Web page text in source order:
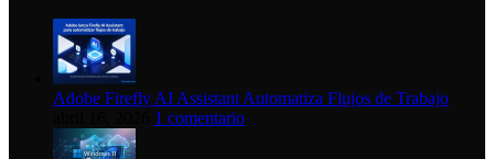
Adobe Firefly AI Assistant Automatiza Flujos de Trabajo
1 comentario